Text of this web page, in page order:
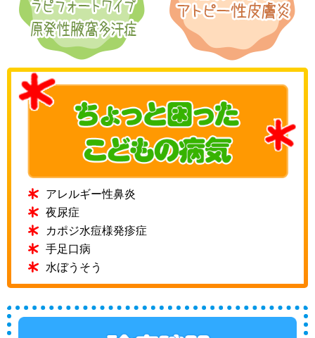
アレルギー性鼻炎
夜尿症
カポジ水痘様発疹症
手足口病
水ぼうそう